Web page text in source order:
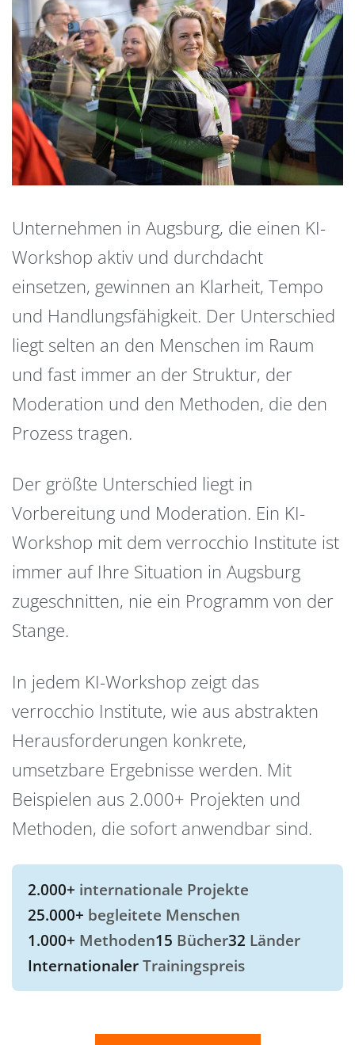
Unternehmen in Augsburg, die einen KI-
Workshop aktiv und durchdacht
einsetzen, gewinnen an Klarheit, Tempo
und Handlungsfähigkeit. Der Unterschied
liegt selten an den Menschen im Raum
und fast immer an der Struktur, der
Moderation und den Methoden, die den
Prozess tragen.
Der größte Unterschied liegt in
Vorbereitung und Moderation. Ein KI-
Workshop mit dem verrocchio Institute ist
immer auf Ihre Situation in Augsburg
zugeschnitten, nie ein Programm von der
Stange.
In jedem KI-Workshop zeigt das
verrocchio Institute, wie aus abstrakten
Herausforderungen konkrete,
umsetzbare Ergebnisse werden. Mit
Beispielen aus 2.000+ Projekten und
Methoden, die sofort anwendbar sind.
2.000+ internationale Projekte
25.000+ begleitete Menschen
1.000+ Methoden15 Bücher32 Länder
InternationalerTrainingspreis